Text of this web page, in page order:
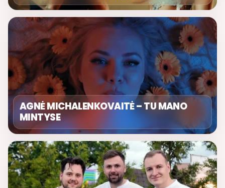
AGNĖ MICHALENKOVAITĖ – TU MANO
MINTYSE